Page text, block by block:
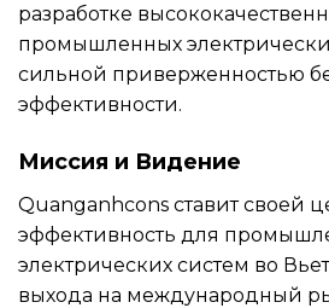
разработке
промышленных
сильной приверженностью
эффективности.
Миссия и Видение
Quanganhcons ставит своей
эффективность для
электрических систем во
выхода на международный